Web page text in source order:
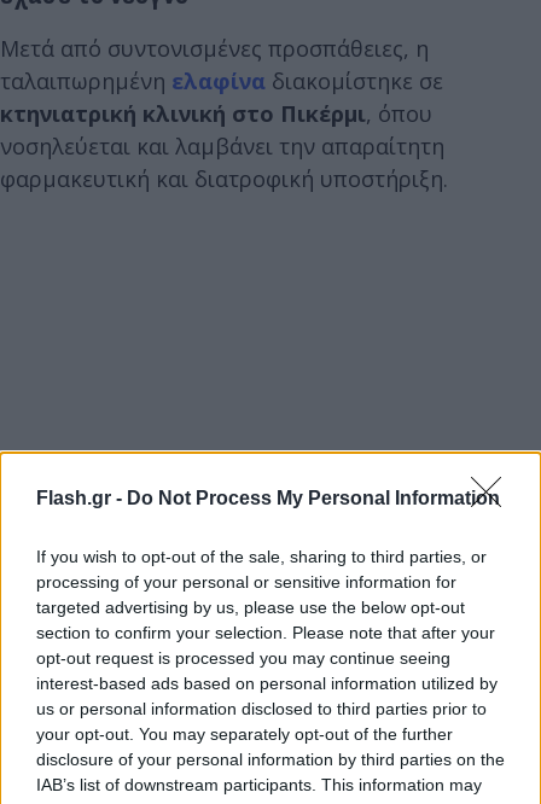
Flash.gr - Do Not Process My Personal Information
If you wish to opt-out of the sale, sharing to third parties, or
processing of your personal or sensitive information for
targeted advertising by us, please use the below opt-out
section to confirm your selection. Please note that after your
opt-out request is processed you may continue seeing
interest-based ads based on personal information utilized by
us or personal information disclosed to third parties prior to
your opt-out. You may separately opt-out of the further
disclosure of your personal information by third parties on the
IAB’s list of downstream participants. This information may
Μετά από συντονισμένες προσπάθειες, η
ταλαιπωρημένη ελαφίνα διακομίστηκε σε
κτηνιατρική κλινική στο Πικέρμι, όπου
νοσηλεύεται και λαμβάνει την απαραίτητη
φαρμακευτική και διατροφική υποστήριξη.